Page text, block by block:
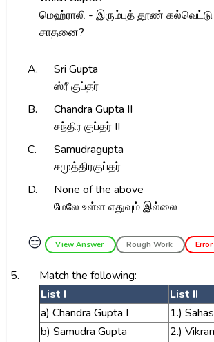
மெஹ்ராலி - இரும்புத் தூண் கல்வெட்டு
சாதனை?
A.
Sri Gupta
ஸ்ரீ குப்தர்
B.
Chandra Gupta II
சந்திர குப்தர் II
C.
Samudragupta
சமுத்திரகுப்தர்
D.
None of the above
மேலே உள்ள எதுவும் இல்லை
😑 View Answer Rough Work Error
5.
Match the following:
List I
List II
a) Chandra Gupta I
1.)
b) Samudra Gupta
2.)